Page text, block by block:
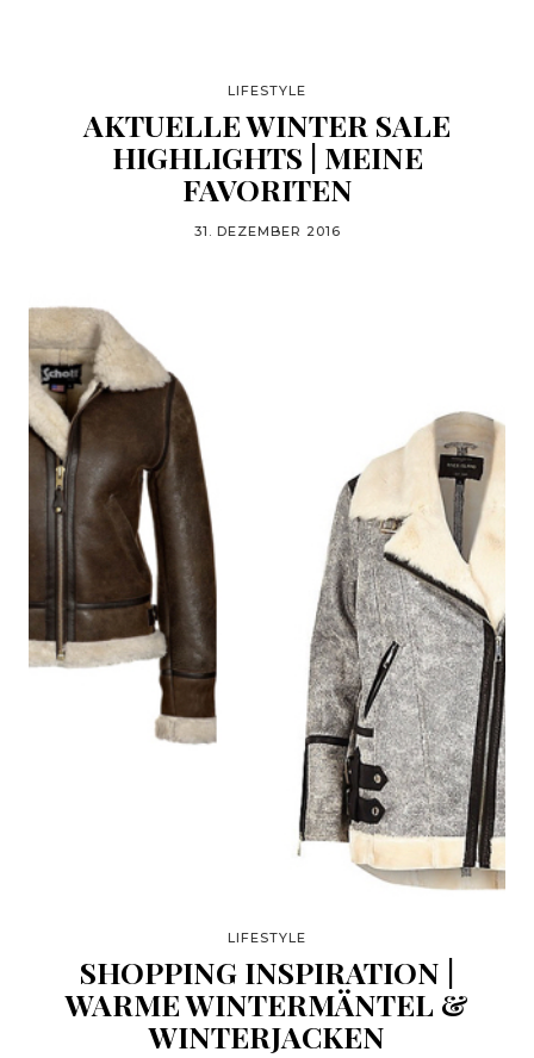
LIFESTYLE
AKTUELLE WINTER SALE
HIGHLIGHTS | MEINE
FAVORITEN
31. DEZEMBER 2016
LIFESTYLE
SHOPPING INSPIRATION |
WARME WINTERMÄNTEL &
WINTERJACKEN